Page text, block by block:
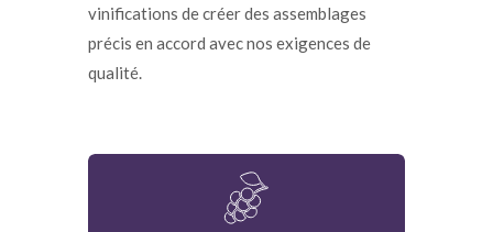
vinifications de créer des assemblages
précis en accord avec nos exigences de
qualité.